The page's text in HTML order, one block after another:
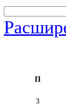
П
3